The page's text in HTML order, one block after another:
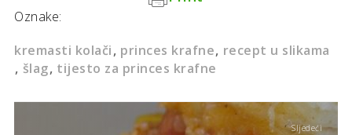
Oznake:
kremasti kolači princes krafne recept u slikama
šlag tijesto za princes krafne
Sljedeći